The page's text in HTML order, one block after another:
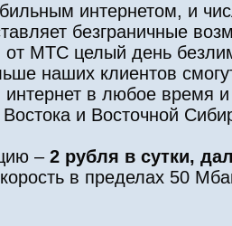
интернетом, и
безграничные
МТС целый день
наших клиентов
в любое время
и Восточной
– 2 рубля в сутки,
в пределах 50